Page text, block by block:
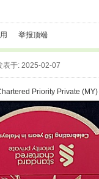
举报顶端
表于: 2025-02-07
Priority Private